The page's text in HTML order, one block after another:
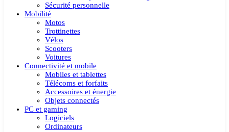
Sécurité personnelle
Mobilité
Motos
Trottinettes
Vélos
Scooters
Voitures
Connectivité et mobile
Mobiles et tablettes
Télécoms et forfaits
Accessoires et énergie
Objets connectés
PC et gaming
Logiciels
Ordinateurs